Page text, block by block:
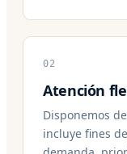
02
Atención
Disponemos
incluye fines